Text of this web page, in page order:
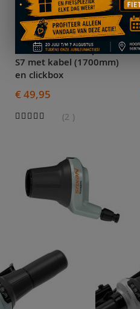
Versteller SRAM Spectro
S7 met kabel (1700mm)
en clickbox
€ 49,95
Waardering:2